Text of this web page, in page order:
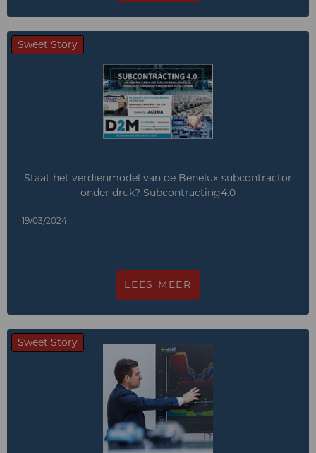
Sweet Story
Staat het verdienmodel van de Benelux-subcontractor
onder druk? Subcontracting4.0
19/03/2024
LEES MEER
Sweet Story